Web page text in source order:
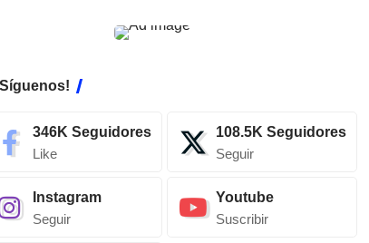
346K Seguidores
Like
108.5K Seguidores
Seguir
Instagram
Seguir
Youtube
Suscribir